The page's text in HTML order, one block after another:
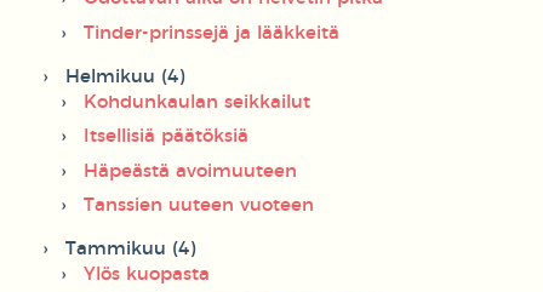
Tinder-prinssejä ja lääkkeitä
Helmikuu (4)
Kohdunkaulan seikkailut
Itsellisiä päätöksiä
Häpeästä avoimuuteen
Tanssien uuteen vuoteen
Tammikuu (4)
Ylös kuopasta